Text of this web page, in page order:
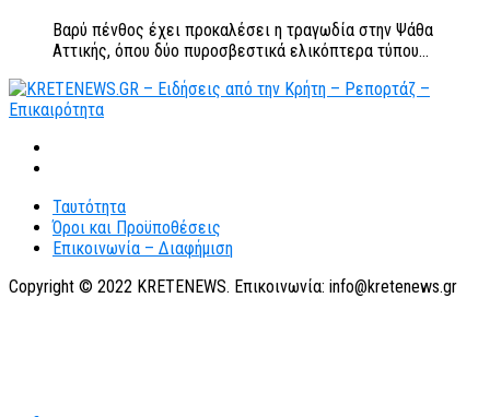
Βαρύ πένθος έχει προκαλέσει η τραγωδία στην Ψάθα
Αττικής, όπου δύο πυροσβεστικά ελικόπτερα τύπου...
Ταυτότητα
Όροι και Προϋποθέσεις
Επικοινωνία – Διαφήμιση
Copyright © 2022 KRETENEWS. Επικοινωνία: info@kretenews.gr